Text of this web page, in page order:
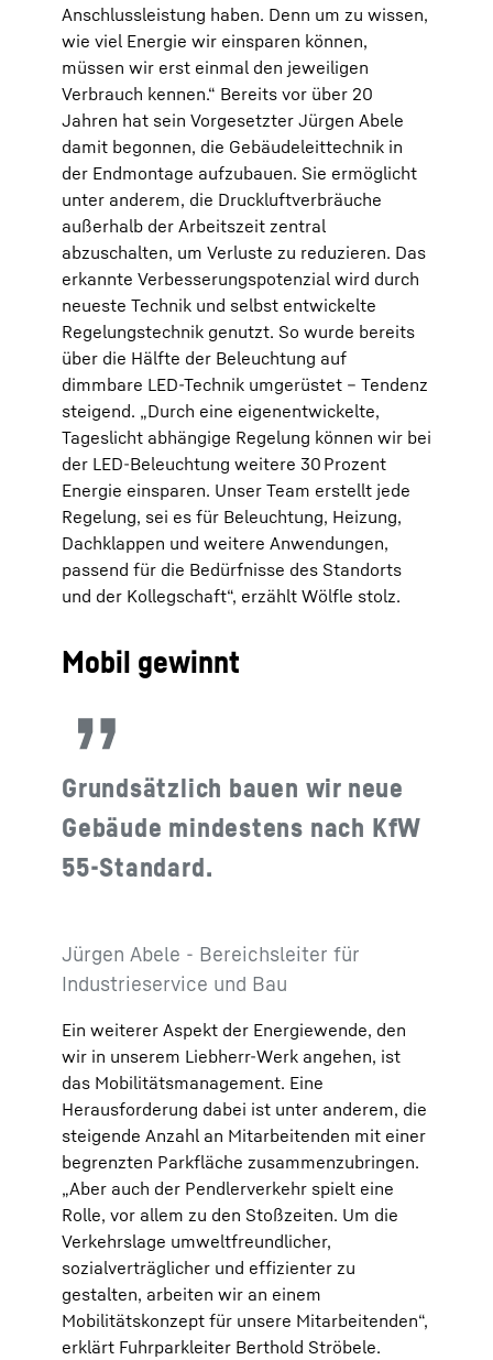
Anschlussleistung haben. Denn um zu wissen,
wie viel Energie wir einsparen können,
müssen wir erst einmal den jeweiligen
Verbrauch kennen.“ Bereits vor über 20
Jahren hat sein Vorgesetzter Jürgen Abele
damit begonnen, die Gebäudeleittechnik in
der Endmontage aufzubauen. Sie ermöglicht
unter anderem, die Druckluftverbräuche
außerhalb der Arbeitszeit zentral
abzuschalten, um Verluste zu reduzieren. Das
erkannte Verbesserungspotenzial wird durch
neueste Technik und selbst entwickelte
Regelungstechnik genutzt. So wurde bereits
über die Hälfte der Beleuchtung auf
dimmbare LED-Technik umgerüstet – Tendenz
steigend. „Durch eine eigenentwickelte,
Tageslicht abhängige Regelung können wir bei
der LED-Beleuchtung weitere 30 Prozent
Energie einsparen. Unser Team erstellt jede
Regelung, sei es für Beleuchtung, Heizung,
Dachklappen und weitere Anwendungen,
passend für die Bedürfnisse des Standorts
und der Kollegschaft“, erzählt Wölfle stolz.
Mobil gewinnt
Grundsätzlich bauen wir neue
Gebäude mindestens nach KfW
55-Standard.
Jürgen Abele - Bereichsleiter für
Industrieservice und Bau
Ein weiterer Aspekt der Energiewende, den
wir in unserem Liebherr-Werk angehen, ist
das Mobilitätsmanagement. Eine
Herausforderung dabei ist unter anderem, die
steigende Anzahl an Mitarbeitenden mit einer
begrenzten Parkfläche zusammenzubringen.
„Aber auch der Pendlerverkehr spielt eine
Rolle, vor allem zu den Stoßzeiten. Um die
Verkehrslage umweltfreundlicher,
sozialverträglicher und effizienter zu
gestalten, arbeiten wir an einem
Mobilitätskonzept für unsere Mitarbeitenden“,
erklärt Fuhrparkleiter Berthold Ströbele.